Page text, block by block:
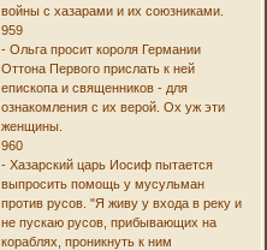
войны с хазарами и их союзниками.
959
- Ольга просит короля Германии
Оттона Первого прислать к ней
епископа и священников - для
ознакомления с их верой. Ох уж эти
женщины.
960
- Хазарский царь Иосиф пытается
выпросить помощь у мусульман
против русов. "Я живу у входа в реку и
не пускаю русов, прибывающих на
кораблях, проникнуть к ним